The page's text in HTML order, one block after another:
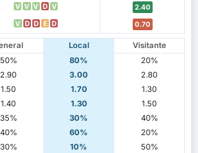
V V V D V 2.40
V D D E D 0.70
Local
Visitante
50% 80%
20%
2.90 3.00
2.80
1.50 1.70
1.30
1.40 1.30
1.50
35% 30%
40%
40% 60%
20%
30% 10% 50%